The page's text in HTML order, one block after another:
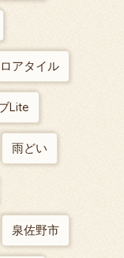
アタイル
Lite
雨どい
泉佐野市